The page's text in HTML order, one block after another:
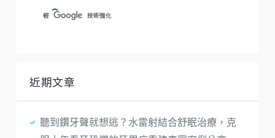
近期文章
聽到鑽牙聲就想逃？水雷射結合舒眠治療，克